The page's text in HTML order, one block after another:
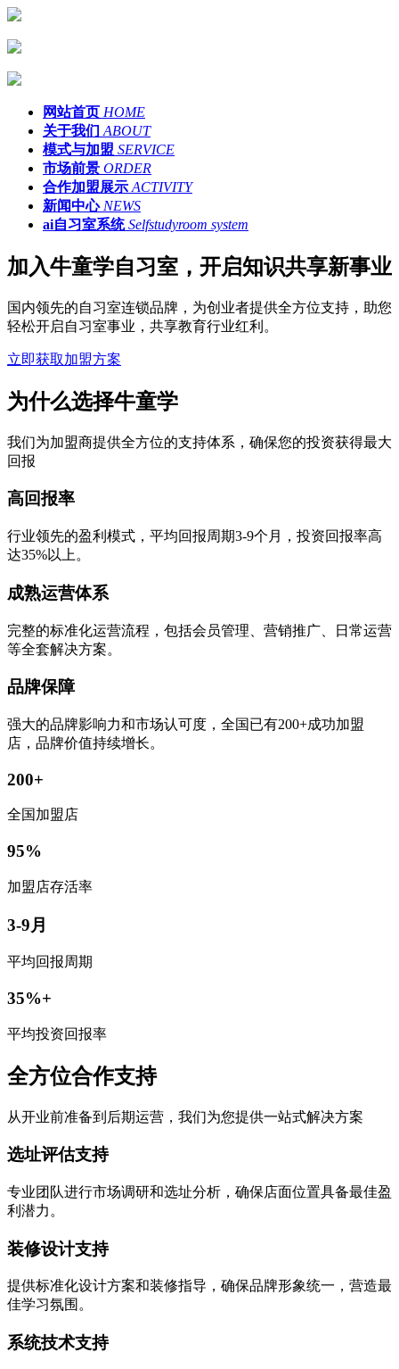
网站首页 HOME
关于我们 ABOUT
模式与加盟 SERVICE
市场前景 ORDER
合作加盟展示 ACTIVITY
新闻中心 NEWS
ai自习室系统 Selfstudyroom system
加入牛童学自习室，开启知识共享新事业
国内领先的自习室连锁品牌，为创业者提供全方位支持，助您
轻松开启自习室事业，共享教育行业红利。
立即获取加盟方案
为什么选择牛童学
我们为加盟商提供全方位的支持体系，确保您的投资获得最大
回报
高回报率
行业领先的盈利模式，平均回报周期3-9个月，投资回报率高
达35%以上。
成熟运营体系
完整的标准化运营流程，包括会员管理、营销推广、日常运营
等全套解决方案。
品牌保障
强大的品牌影响力和市场认可度，全国已有200+成功加盟
店，品牌价值持续增长。
200+
全国加盟店
95%
加盟店存活率
3-9月
平均回报周期
35%+
平均投资回报率
全方位合作支持
从开业前准备到后期运营，我们为您提供一站式解决方案
选址评估支持
专业团队进行市场调研和选址分析，确保店面位置具备最佳盈
利潜力。
装修设计支持
提供标准化设计方案和装修指导，确保品牌形象统一，营造最
佳学习氛围。
系统技术支持